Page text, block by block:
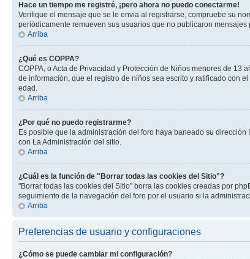
Hace un tiempo me registré, ¡pero ahora no puedo conectarme!
Verifique el mensaje que se le envia al registrarse, compruebe su
periódicamente remueven sus usuarios que no publicaron
Arriba
¿Qué es COPPA?
COPPA, o Acta de Privacidad y Protección de Niños menores de
de información, que el registro de niños sea escrito y ratificado con
edad.
Arriba
¿Por qué no puedo registrarme?
Es posible que la administración del foro haya baneado su
con La Administración del sitio.
Arriba
¿Cuál es la función de "Borrar todas las cookies del Sitio"?
"Borrar todas las cookies del Sitio" borra las cookies creadas por
seguimiento de la navegación del foro por el usuario si la
Arriba
Preferencias de usuario y configuraciones
¿Cómo se puede cambiar mi configuración?